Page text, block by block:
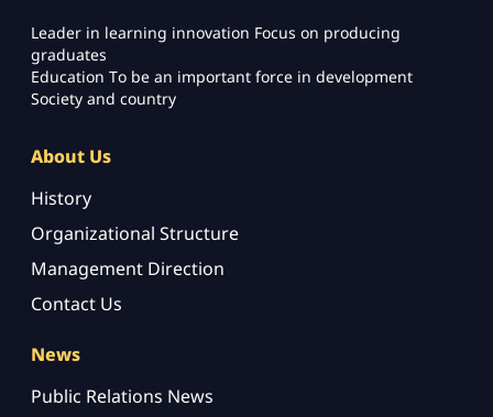
Leader in learning innovation Focus on producing
graduates
Education To be an important force in development
Society and country
About Us
History
Organizational Structure
Management Direction
Contact Us
News
Public Relations News